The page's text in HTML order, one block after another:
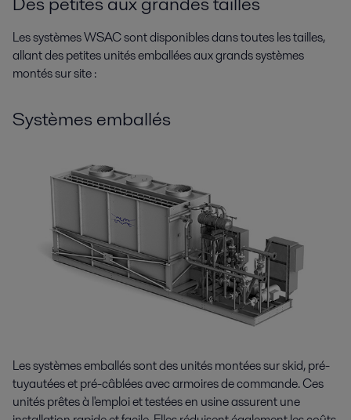
Les systèmes WSAC sont disponibles dans toutes les tailles,
allant des petites unités emballées aux grands systèmes
montés sur site :
Systèmes emballés
Les systèmes emballés sont des unités montées sur skid, pré-
tuyautées et pré-câblées avec armoires de commande. Ces
unités prêtes à l'emploi et testées en usine assurent une